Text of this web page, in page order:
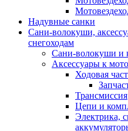
Надувные санки
Сани-волокуши,
снегоходам
Сани-волокуши и
Аксессуары к
Ходовая
Трансмиссия
Цепи и
Электрика,